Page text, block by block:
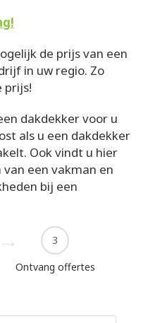
de prijs van een
in uw regio. Zo
prijs!
dakdekker voor u
als u een dakdekker
Ook vindt u hier
een vakman en
bij een
3
Ontvang offertes